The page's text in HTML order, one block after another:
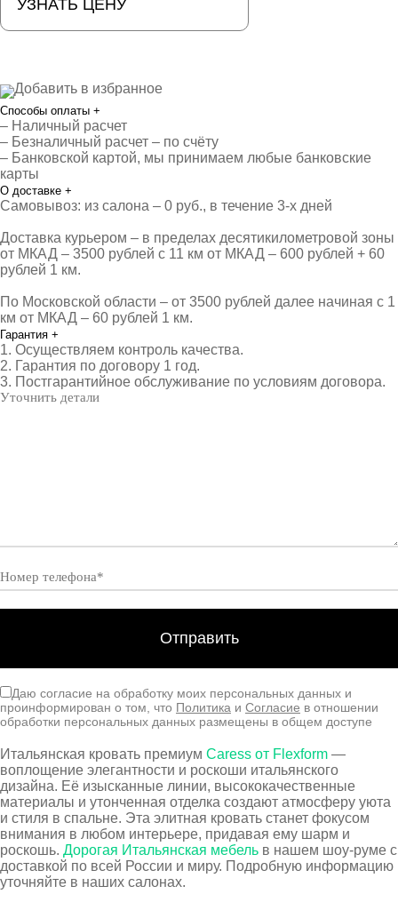
УЗНАТЬ ЦЕНУ
Добавить в избранное
Способы оплаты +
– Наличный расчет
– Безналичный расчет – по счёту
– Банковской картой, мы принимаем любые банковские
карты
О доставке +
Самовывоз: из салона – 0 руб., в течение 3-х дней
Доставка курьером – в пределах десятикилометровой зоны
от МКАД – 3500 рублей с 11 км от МКАД – 600 рублей + 60
рублей 1 км.
По Московской области – от 3500 рублей далее начиная с 1
км от МКАД – 60 рублей 1 км.
Гарантия +
1. Осуществляем контроль качества.
2. Гарантия по договору 1 год.
3. Постгарантийное обслуживание по условиям договора.
Даю согласие на обработку моих персональных данных и
проинформирован о том, что Политика и Согласие в отношении
обработки персональных данных размещены в общем доступе
Итальянская кровать премиум Caress от Flexform —
воплощение элегантности и роскоши итальянского
дизайна. Её изысканные линии, высококачественные
материалы и утонченная отделка создают атмосферу уюта
и стиля в спальне. Эта элитная кровать станет фокусом
внимания в любом интерьере, придавая ему шарм и
роскошь. Дорогая Итальянская мебель в нашем шоу-руме с
доставкой по всей России и миру. Подробную информацию
уточняйте в наших салонах.